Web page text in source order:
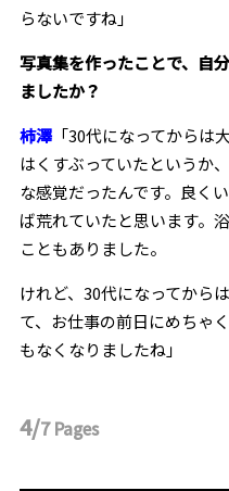
らないですね」
――写真集を作ったことで、
ましたか？
柿澤「30代になってからは
はくすぶっていたというか
な感覚だったんです。良く
ば荒れていたと思います。
こともありました。
けれど、30代になってから
て、お仕事の前日にめちゃ
もなくなりましたね」
4/7Pages